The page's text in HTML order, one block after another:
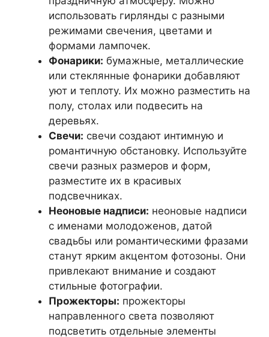
использовать гирлянды с разными
режимами свечения, цветами и
формами лампочек.
Фонарики: бумажные, металлические
или стеклянные фонарики добавляют
уют и теплоту. Их можно разместить на
полу, столах или подвесить на
деревьях.
Свечи: свечи создают интимную и
романтичную обстановку. Используйте
свечи разных размеров и форм,
разместите их в красивых
подсвечниках.
Неоновые надписи: неоновые надписи
с именами молодоженов, датой
свадьбы или романтическими фразами
станут ярким акцентом фотозоны. Они
привлекают внимание и создают
стильные фотографии.
Прожекторы: прожекторы
направленного света позволяют
подсветить отдельные элементы